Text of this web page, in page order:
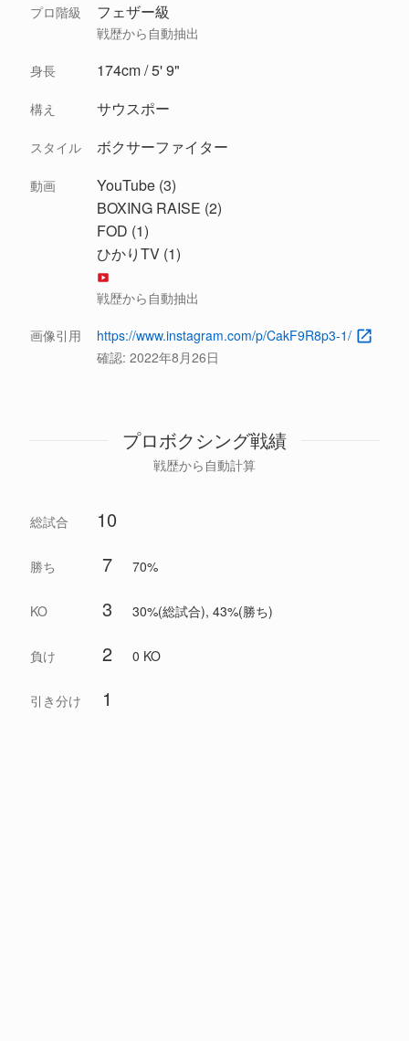
プロ階級 フェザー級
戦歴から自動抽出
身長 174cm / 5' 9"
構え サウスポー
スタイル ボクサーファイター
動画
YouTube (3)
BOXING RAISE (2)
FOD (1)
ひかりTV (1)
戦歴から自動抽出
画像引用
https://www.instagram.com/p/CakF9R8p3-1/
確認: 2022年8月26日
プロボクシング戦績
戦歴から自動計算
総試合 10
勝ち 7 70%
KO 3 30%(総試合), 43%(勝ち)
負け 2 0 KO
引き分け 1